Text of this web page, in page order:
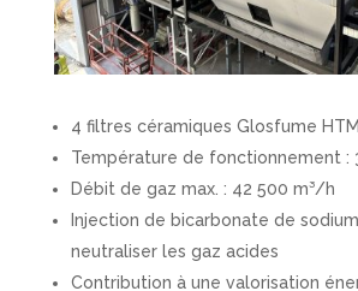
4 filtres céramiques Glosfume
Température de fonctionnement :
Débit de gaz max. : 42 500 m³/h
Injection de bicarbonate de
neutraliser les gaz acides
Contribution à une valorisation